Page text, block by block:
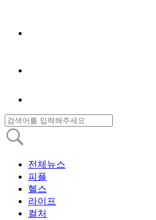
전체뉴스
피플
헬스
라이프
컬처